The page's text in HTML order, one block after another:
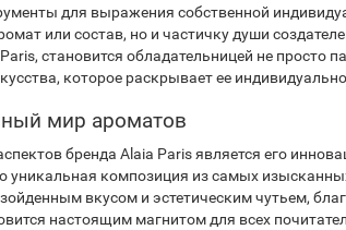
для выражения собственной
или состав, но и частичку души
становится обладательницей не просто
которое раскрывает ее
мир ароматов
бренда Alaia Paris является его
уникальная композиция из самых
вкусом и эстетическим чутьем,
настоящим магнитом для всех